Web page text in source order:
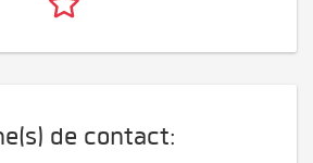
de contact: